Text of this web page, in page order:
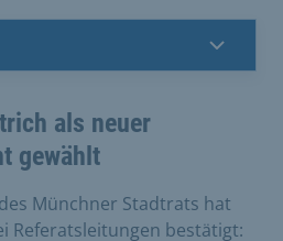
als neuer
gewählt
Münchner Stadtrats hat
Referatsleitungen bestätigt: